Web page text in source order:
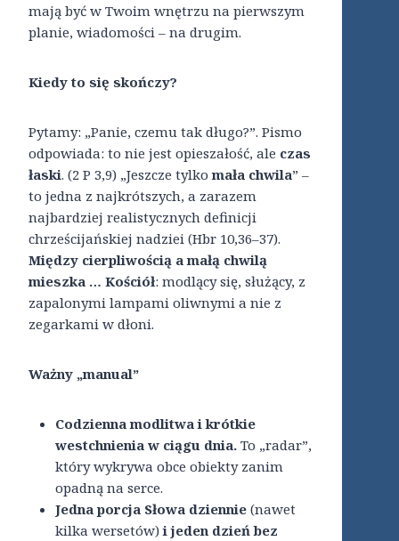
mają być w Twoim wnętrzu na pierwszym
planie, wiadomości – na drugim.
Kiedy to się skończy?
Pytamy: „Panie, czemu tak długo?”. Pismo
odpowiada: to nie jest opieszałość, ale czas
łaski. (2 P 3,9) „Jeszcze tylkomała chwila” –
to jedna z najkrótszych, a zarazem
najbardziej realistycznych definicji
chrześcijańskiej nadziei (Hbr 10,36–37).
Między cierpliwością a małą chwilą
mieszka … Kościół: modlący się, służący, z
zapalonymi lampami oliwnymi a nie z
zegarkami w dłoni.
Ważny „manual”
Codzienna modlitwa i krótkie
westchnienia w ciągu dnia. To „radar”,
który wykrywa obce obiekty zanim
opadną na serce.
Jedna porcja Słowa dziennie (nawet
kilka wersetów)i jeden dzień bez